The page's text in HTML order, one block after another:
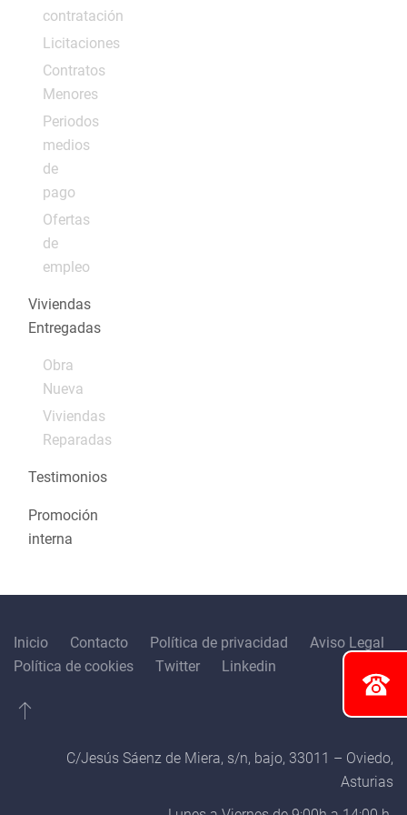
contratación
Licitaciones
Contratos
Menores
Periodos
medios
de
pago
Ofertas
de
empleo
Viviendas
Entregadas
Obra
Nueva
Viviendas
Reparadas
Testimonios
Promoción
interna
Inicio Contacto Política de privacidad
Aviso Legal
Política de cookies
Twitter Linkedin
C/Jesús Sáenz de Miera, s/n, bajo, 33011 – Oviedo,
Asturias